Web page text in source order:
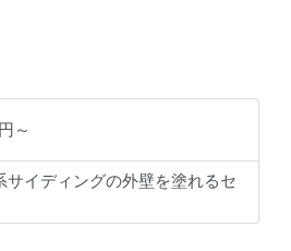
～
サイディングの外壁を塗れるセ